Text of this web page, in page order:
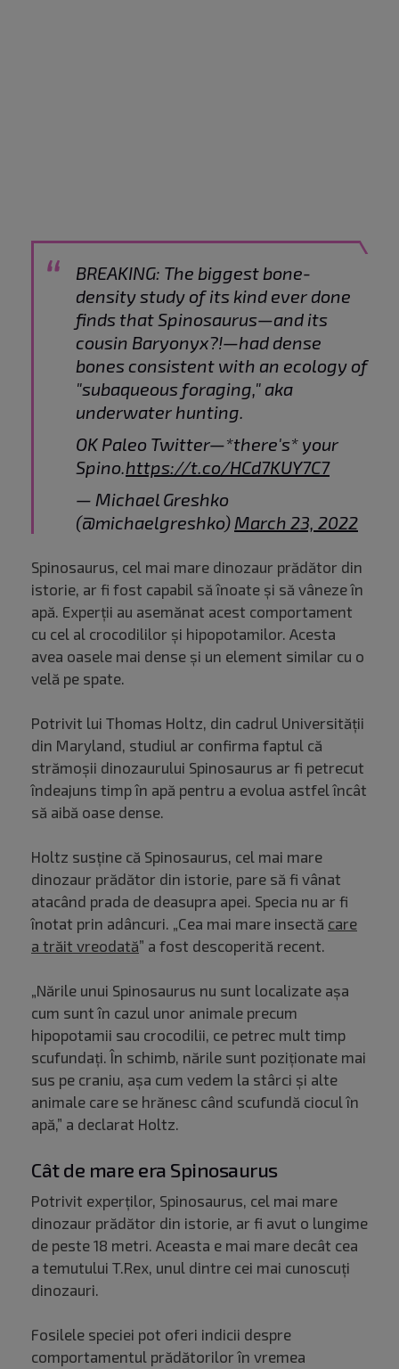
BREAKING: The biggest bone-
density study of its kind ever done
finds that Spinosaurus—and its
cousin Baryonyx?!—had dense
bones consistent with an ecology of
"subaqueous foraging," aka
underwater hunting.
OK Paleo Twitter—*there's* your
Spino.https://t.co/HCd7KUY7C7
— Michael Greshko
(@michaelgreshko) March 23, 2022
Spinosaurus, cel mai mare dinozaur prădător din
istorie, ar fi fost capabil să înoate și să vâneze în
apă. Experții au asemănat acest comportament
cu cel al crocodililor și hipopotamilor. Acesta
avea oasele mai dense și un element similar cu o
velă pe spate.
Potrivit lui Thomas Holtz, din cadrul Universității
din Maryland, studiul ar confirma faptul că
strămoșii dinozaurului Spinosaurus ar fi petrecut
îndeajuns timp în apă pentru a evolua astfel încât
să aibă oase dense.
Holtz susține că Spinosaurus, cel mai mare
dinozaur prădător din istorie, pare să fi vânat
atacând prada de deasupra apei. Specia nu ar fi
înotat prin adâncuri. „Cea mai mare insectă care
a trăit vreodată” a fost descoperită recent.
„Nările unui Spinosaurus nu sunt localizate așa
cum sunt în cazul unor animale precum
hipopotamii sau crocodilii, ce petrec mult timp
scufundați. În schimb, nările sunt poziționate mai
sus pe craniu, așa cum vedem la stârci și alte
animale care se hrănesc când scufundă ciocul în
apă,” a declarat Holtz.
Cât de mare era Spinosaurus
Potrivit experților, Spinosaurus, cel mai mare
dinozaur prădător din istorie, ar fi avut o lungime
de peste 18 metri. Aceasta e mai mare decât cea
a temutului T.Rex, unul dintre cei mai cunoscuți
dinozauri.
Fosilele speciei pot oferi indicii despre
comportamentul prădătorilor în vremea